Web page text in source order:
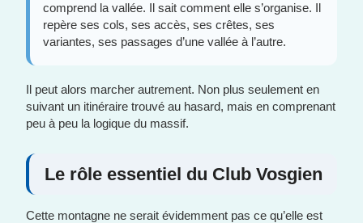
comprend la vallée. Il sait comment elle s’organise. Il
repère ses cols, ses accès, ses crêtes, ses
variantes, ses passages d’une vallée à l’autre.
Il peut alors marcher autrement. Non plus seulement en
suivant un itinéraire trouvé au hasard, mais en comprenant
peu à peu la logique du massif.
Le rôle essentiel du Club Vosgien
Cette montagne ne serait évidemment pas ce qu’elle est